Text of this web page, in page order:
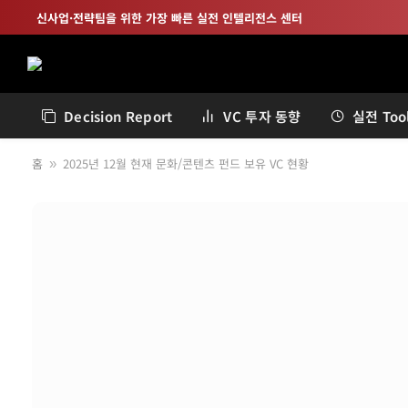
신사업·전략팀을 위한 가장 빠른 실전 인텔리전스 센터
Decision Report VC 투자 동향 실전
홈 » 2025년 12월 현재 문화/콘텐츠 펀드 보유 VC 현황